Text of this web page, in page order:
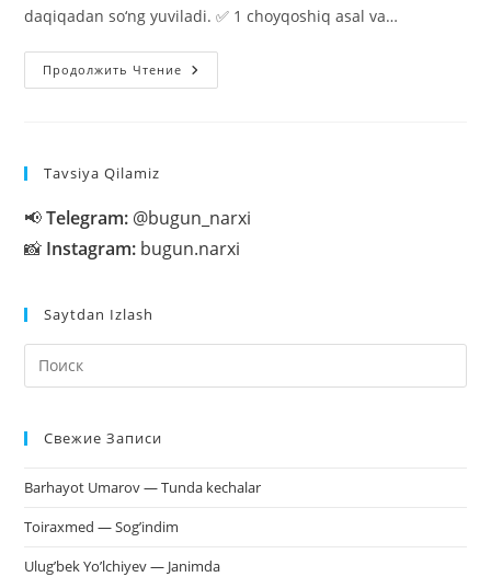
daqiqadan so‘ng yuviladi. ✅ 1 choyqoshiq asal va…
Продолжить Чтение Ko‘z
Atrofidagi
Tavsiya Qilamiz
📢Telegram: @bugun_narxi
📸 Instagram: bugun.narxi
Saytdan Izlash
Свежие Записи
Barhayot Umarov — Tunda kechalar
Toiraxmed — Sog’indim
Ulug’bek Yo’lchiyev — Janimda